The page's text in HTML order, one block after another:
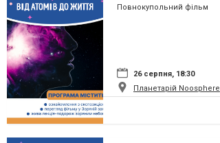
Повнокупольний фільм
26 серпня, 18:30
Планетарій Noosphere